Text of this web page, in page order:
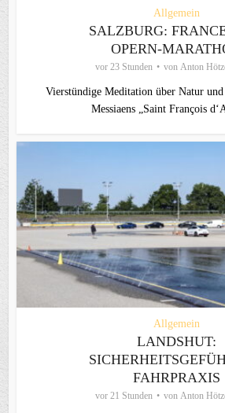
Allgemein
SALZBURG:
OPERN-
vor 23 Stunden von Anton
Vierstündige Meditation über Natur
Messiaens „Saint François
Allgemein
LANDSHUT:
FAHRPRAXIS
vor 21 Stunden von Anton